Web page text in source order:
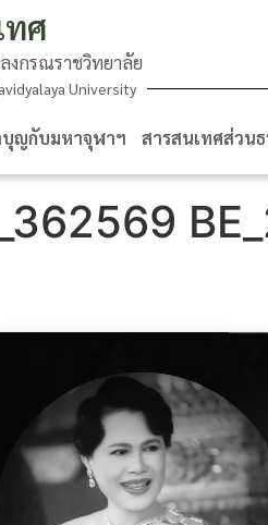
ทศ
งกรณราชวิทยาลัย
University
ญกับมหาจุฬาฯ สารสนเทศส่วน